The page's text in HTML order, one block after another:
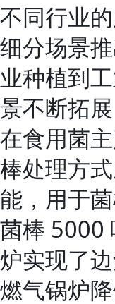
不同行业
细分场景
业种植到
景不断拓
在食用菌
棒处理方
能，用于
菌棒 5000
炉实现了
燃气锅炉降